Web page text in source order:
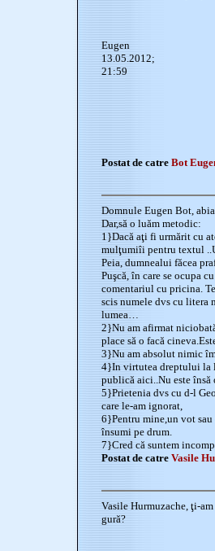
Eugen
13.05.2012;
21:59
Postat de catre Bot
Domnule Eugen Bot,
Dar,să o luăm metodic:
1}Dacă aţi fi urmărit cu
mulţumiîi pentru textul
Peia, dumnealui făcea
Puşcă, în care se ocupa
comentariul cu pricina.
scis numele dvs cu litera
lumea…
2}Nu am afirmat
place să o facă
3}Nu am absolut nimic
4}In virtutea dreptului la
publică aici..Nu este
5}Prietenia dvs cu d-l
care le-am ignorat,
6}Pentru mine,un vot sau
însumi pe drum.
7}Cred că suntem
Postat de catre Vasile
Vasile Hurmuzache, ţi-
gură?